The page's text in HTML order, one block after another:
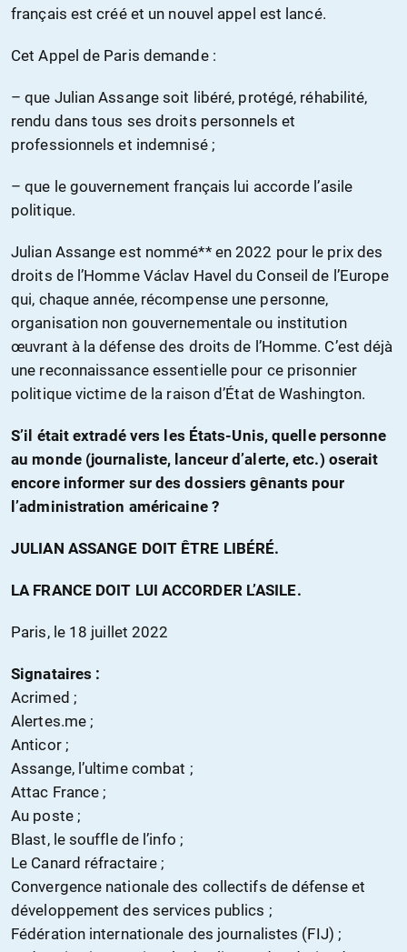
français est créé et un nouvel appel est lancé.
Cet Appel de Paris demande :
– que Julian Assange soit libéré, protégé, réhabilité,
rendu dans tous ses droits personnels et
professionnels et indemnisé ;
– que le gouvernement français lui accorde l’asile
politique.
Julian Assange est nommé** en 2022 pour le prix des
droits de l’Homme Václav Havel du Conseil de l’Europe
qui, chaque année, récompense une personne,
organisation non gouvernementale ou institution
œuvrant à la défense des droits de l’Homme. C’est déjà
une reconnaissance essentielle pour ce prisonnier
politique victime de la raison d’État de Washington.
S’il était extradé vers les États-Unis, quelle personne
au monde (journaliste, lanceur d’alerte, etc.) oserait
encore informer sur des dossiers gênants pour
l’administration américaine ?
JULIAN ASSANGE DOIT ÊTRE LIBÉRÉ.
LA FRANCE DOIT LUI ACCORDER L’ASILE.
Paris, le 18 juillet 2022
Signataires :
Acrimed ;
Alertes.me ;
Anticor ;
Assange, l’ultime combat ;
Attac France ;
Au poste ;
Blast, le souffle de l’info ;
Le Canard réfractaire ;
Convergence nationale des collectifs de défense et
développement des services publics ;
Fédération internationale des journalistes (FIJ) ;